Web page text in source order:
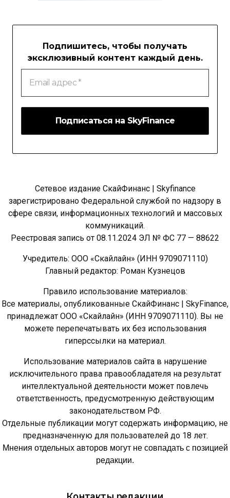
Подпишитесь, чтобы получать
эксклюзивный контент каждый день.
Email
адрес
Сетевое издание СкайФинанс | Skyfinance
зарегистрировано Федеральной службой по надзору в
сфере связи, информационных технологий и массовых
коммуникаций.
Реестровая запись от 08.11.2024 ЭЛ № ФС 77 — 88622
Учредитель: ООО «Скайлайн» (ИНН 9709071110)
Главный редактор: Роман Кузнецов
Правило использование материалов:
Все материалы, опубликованные СкайФинанс | SkyFinance,
принадлежат ООО «Скайлайн» (ИНН 9709071110). Вы не
можете перепечатывать их без использования
гиперссылки на материал.
Использование материалов сайта в нарушение
исключительного права правообладателя на результат
интеллектуальной деятельности может повлечь
ответственность, предусмотренную действующим
законодательством РФ.
Отдельные публикации могут содержать информацию, не
предназначенную для пользователей до 18 лет.
Мнения отдельных авторов могут не совпадать с позицией
редакции.